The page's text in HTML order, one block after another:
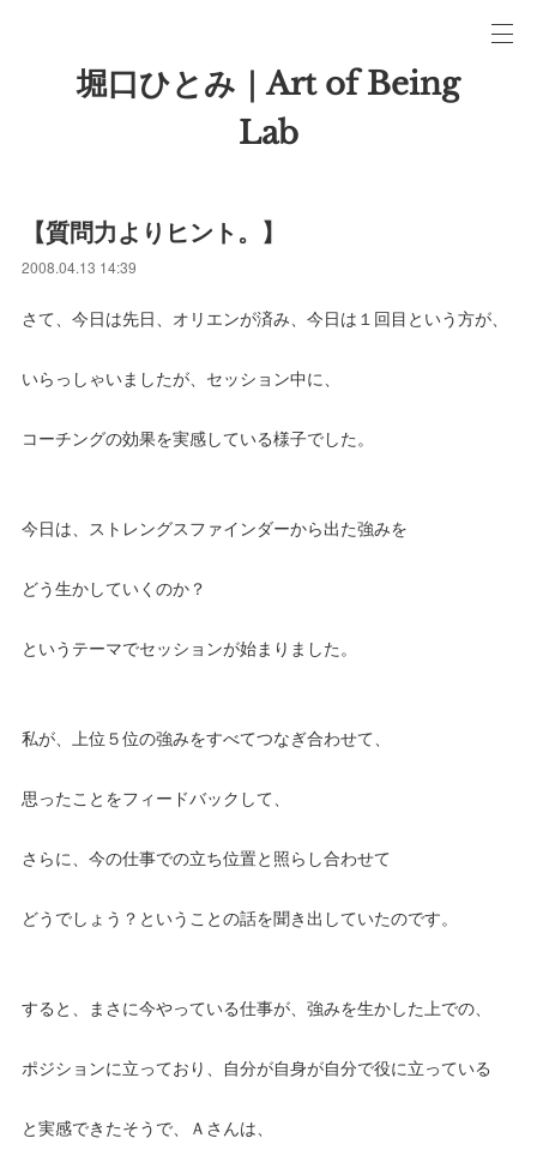
堀口ひとみ｜Art of Being
Lab
【質問力よりヒント。】
2008.04.13 14:39
さて、今日は先日、オリエンが済み、今日は１回目という方が、
いらっしゃいましたが、セッション中に、
コーチングの効果を実感している様子でした。
今日は、ストレングスファインダーから出た強みを
どう生かしていくのか？
というテーマでセッションが始まりました。
私が、上位５位の強みをすべてつなぎ合わせて、
思ったことをフィードバックして、
さらに、今の仕事での立ち位置と照らし合わせて
どうでしょう？ということの話を聞き出していたのです。
すると、まさに今やっている仕事が、強みを生かした上での、
ポジションに立っており、自分が自身が自分で役に立っている
と実感できたそうで、Ａさんは、